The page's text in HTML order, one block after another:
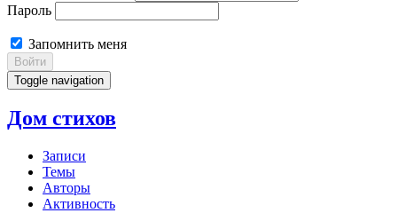
Пароль
Запомнить меня
Войти
Toggle navigation
Дом стихов
Записи
Темы
Авторы
Активность